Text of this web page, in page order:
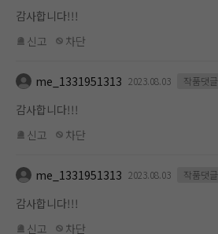
감사합니다!!!
신고
차단
me_1331951313 2023.08.03 작품댓글
감사합니다!!!
신고
차단
me_1331951313 2023.08.03 작품댓글
감사합니다!!!
신고
차단